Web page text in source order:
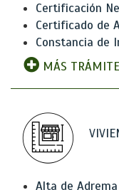
Certificación
Certificado de
Constancia de
MÁS
Alta de Adrema